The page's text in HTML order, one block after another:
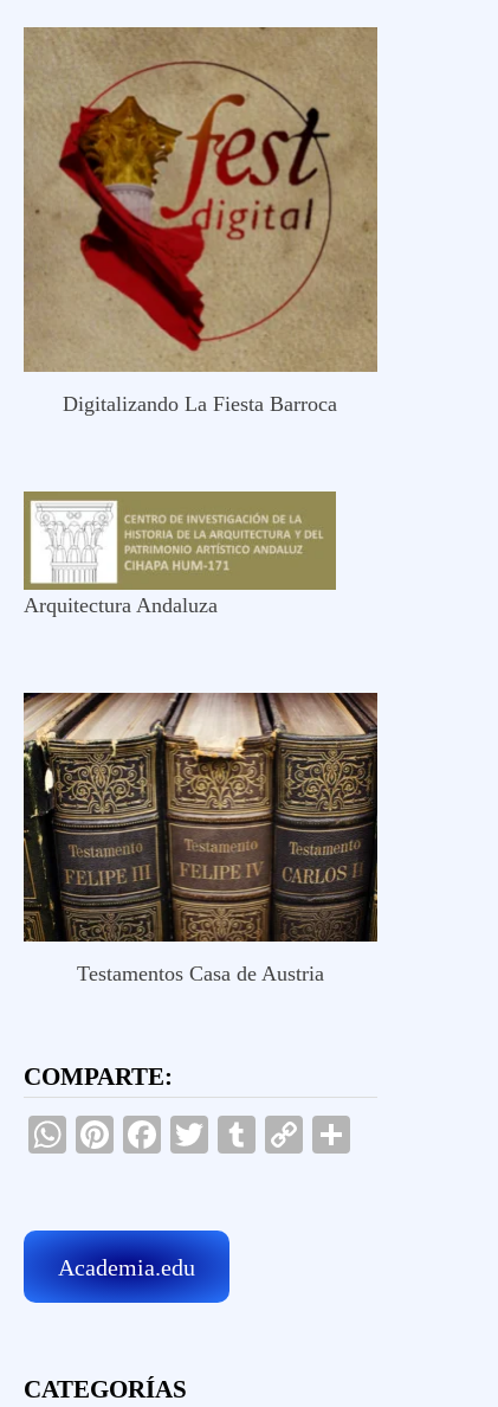
Digitalizando La Fiesta Barroca
Arquitectura Andaluza
Testamentos Casa de Austria
COMPARTE:
WhatsApp
Pinterest
Facebook
TwitterTumblr
Copy
Academia.edu
CATEGORÍAS